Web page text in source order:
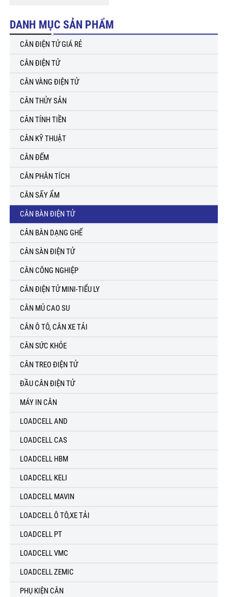
DANH MỤC SẢN PHẨM
CÂN ĐIỆN TỬ GIÁ RẺ
CÂN ĐIỆN TỬ
CÂN VÀNG ĐIỆN TỬ
CÂN THỦY SẢN
CÂN TÍNH TIỀN
CÂN KỸ THUẬT
CÂN ĐẾM
CÂN PHÂN TÍCH
CÂN SẤY ẨM
CÂN BÀN ĐIỆN TỬ
CÂN BÀN DẠNG GHẾ
CÂN SÀN ĐIỆN TỬ
CÂN CÔNG NGHIỆP
CÂN ĐIỆN TỬ MINI-TIỂU LY
CÂN MỦ CAO SU
CÂN Ô TÔ, CÂN XE TẢI
CÂN SỨC KHỎE
CÂN TREO ĐIỆN TỬ
ĐẦU CÂN ĐIỆN TỬ
MÁY IN CÂN
LOADCELL AND
LOADCELL CAS
LOADCELL HBM
LOADCELL KELI
LOADCELL MAVIN
LOADCELL Ô TÔ,XE TẢI
LOADCELL PT
LOADCELL VMC
LOADCELL ZEMIC
PHỤ KIỆN CÂN